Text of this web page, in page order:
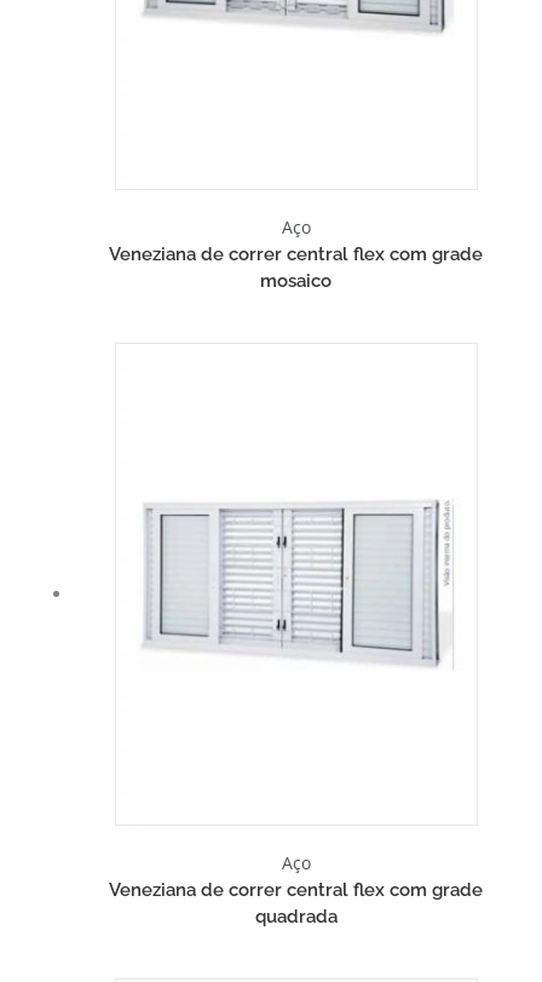
Aço
Veneziana de correr central flex com grade
mosaico
Aço
Veneziana de correr central flex com grade
quadrada